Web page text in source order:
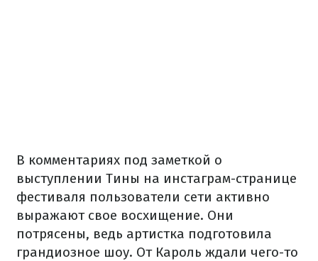
В комментариях под заметкой о
выступлении Тины на инстаграм-странице
фестиваля пользователи сети активно
выражают свое восхищение. Они
потрясены, ведь артистка подготовила
грандиозное шоу. От Кароль ждали чего-то